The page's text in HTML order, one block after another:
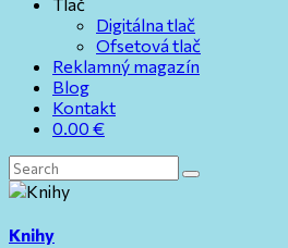
Digitálna tlač
Ofsetová tlač
Reklamný magazín
Blog
Kontakt
0.00 €
Knihy